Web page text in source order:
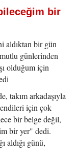
bir
aldıktan bir gün
günlerinden
olduğum için
takım arkadaşıyla
için çok
bir belge değil,
bir yer" dedi.
aldığı günü,